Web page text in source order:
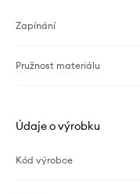
Zapínání
Pružnost materiálu
Údaje o výrobku
Kód výrobce